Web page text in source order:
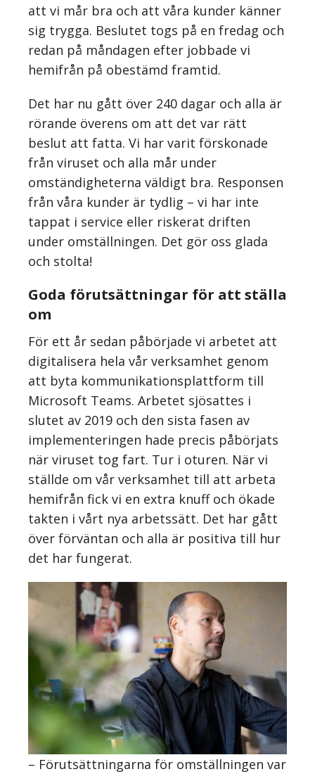
att vi mår bra och att våra kunder känner
sig trygga. Beslutet togs på en fredag och
redan på måndagen efter jobbade vi
hemifrån på obestämd framtid.
Det har nu gått över 240 dagar och alla är
rörande överens om att det var rätt
beslut att fatta. Vi har varit förskonade
från viruset och alla mår under
omständigheterna väldigt bra. Responsen
från våra kunder är tydlig – vi har inte
tappat i service eller riskerat driften
under omställningen. Det gör oss glada
och stolta!
Goda förutsättningar för att ställa
om
För ett år sedan påbörjade vi arbetet att
digitalisera hela vår verksamhet genom
att byta kommunikationsplattform till
Microsoft Teams. Arbetet sjösattes i
slutet av 2019 och den sista fasen av
implementeringen hade precis påbörjats
när viruset tog fart. Tur i oturen. När vi
ställde om vår verksamhet till att arbeta
hemifrån fick vi en extra knuff och ökade
takten i vårt nya arbetssätt. Det har gått
över förväntan och alla är positiva till hur
det har fungerat.
– Förutsättningarna för omställningen var